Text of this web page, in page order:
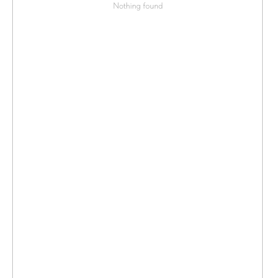
Nothing found